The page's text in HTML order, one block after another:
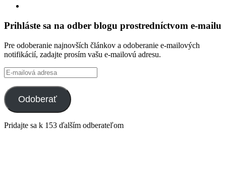
Twitter
na
tekkoooo
YouTube
Prihláste sa na odber blogu prostredníctvom e-mailu
Pre odoberanie najnovších článkov a odoberanie e-mailových
notifikácií, zadajte prosím vašu e-mailovú adresu.
E-
mailová
adresa
Odoberať
Pridajte sa k 153 ďalším odberateľom